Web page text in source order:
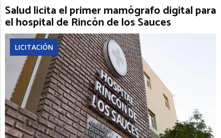
Salud licita el primer mamógrafo digital para
el hospital de Rincón de los Sauces
LICITACIÓN